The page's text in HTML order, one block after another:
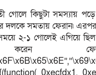
গোলে কিছুটা সমস্যায়
দলকে সমতায় ফেরান৷
২-১ গোলেই এগিয়ে